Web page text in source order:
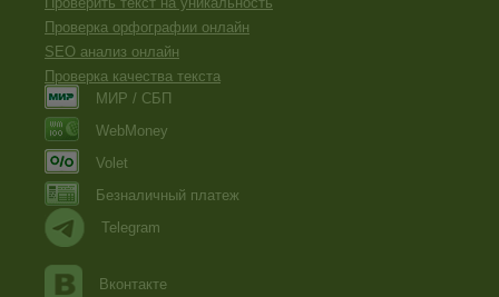
Проверка орфографии онлайн
SEO анализ онлайн
Проверка качества текста
МИР / СБП
WebMoney
Volet
Безналичный платеж
Telegram
Вконтакте